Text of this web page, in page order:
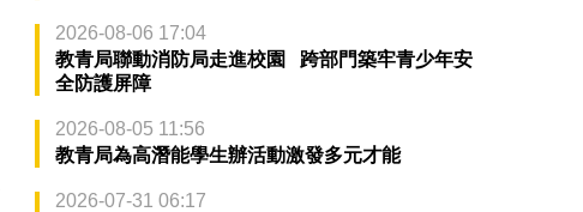
2026-08-06 17:04
教青局聯動消防局走進校園 跨部門築牢青少年安
全防護屏障
2026-08-05 11:56
教青局為高潛能學生辦活動激發多元才能
2026-07-31 06:17